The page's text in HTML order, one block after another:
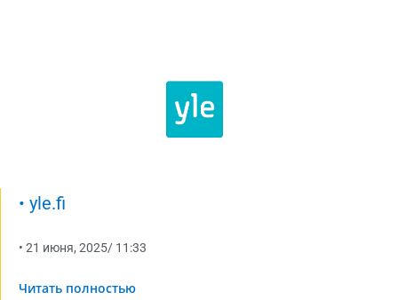
• yle.fi
• 21 июня, 2025/ 11:33
Читать полностью